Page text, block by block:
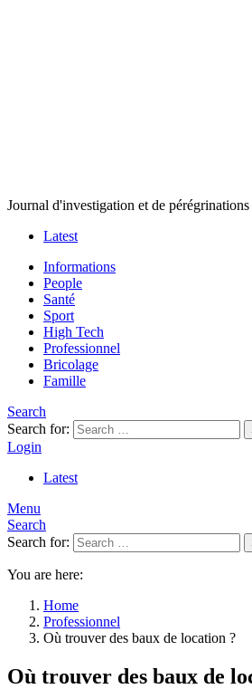
Journal d'investigation et de pérégrinations
Latest
Informations
People
Santé
Sport
High Tech
Professionnel
Bricolage
Famille
Search
Search for:
Login
Latest
Menu
Search
Search for:
You are here:
Home
Professionnel
Où trouver des baux de location ?
Où trouver des baux de